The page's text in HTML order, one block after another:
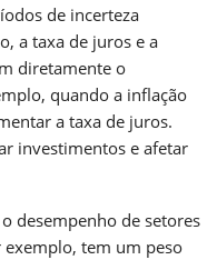
de incerteza
a taxa de juros e a
diretamente o
quando a inflação
a taxa de juros.
investimentos e afetar
desempenho de setores
tem um peso